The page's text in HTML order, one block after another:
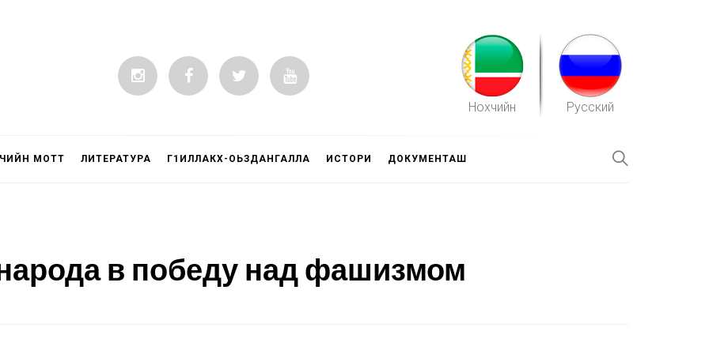
Нохчийн Русский
МОТТ ЛИТЕРАТУРА Г1ИЛЛАКХ-ОЬЗДАНГАЛЛА ИСТОРИ ДОКУМЕНТАШ
в победу над фашизмом